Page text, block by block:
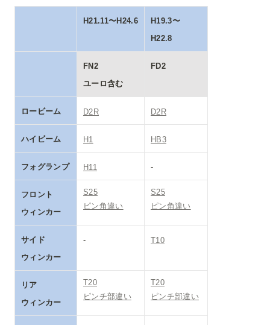
H21.11〜H24.6
H19.3〜
H22.8
FN2
ユーロ含む
FD2
ロービーム D2R D2R
ハイビーム H1 HB3
フォグランプ H11 -
フロント
ウィンカー
S25
ピン角違い
S25
ピン角違い
サイド
ウィンカー
- T10
リア
ウィンカー
T20
ピンチ部違い
T20
ピンチ部違い